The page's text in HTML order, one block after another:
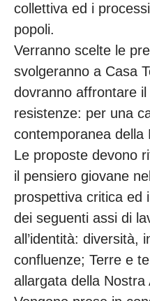
collettiva ed i
popoli.
Verranno scelte le
svolgeranno a Casa
dovranno affrontare
resistenze: per una
contemporanea della
Le proposte devono
il pensiero giovane
prospettiva critica ed
dei seguenti assi di
all’identità: diversità,
confluenze; Terre e
allargata della Nostra